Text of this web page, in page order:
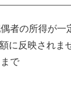
者の所得が一
に反映されま
で